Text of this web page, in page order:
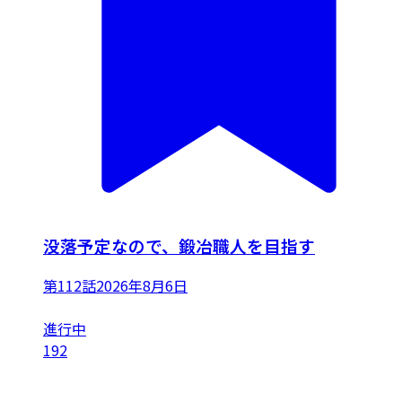
没落予定なので、鍛冶職人を目指す
第112話2026年8月6日
進行中
192